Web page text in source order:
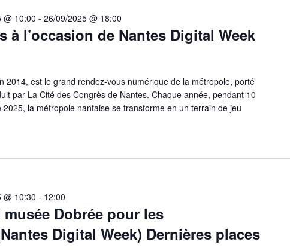
à l’occasion de Nantes Digital Week
@ 10:00 - 26/09/2025 @ 18:00
2014, est le grand rendez-vous numérique de la métropole, porté
par La Cité des Congrès de Nantes. Chaque année, pendant 10
la métropole nantaise se transforme en un terrain de jeu
Dobrée pour les
Digital Week) Dernières places
@ 10:30 - 12:00